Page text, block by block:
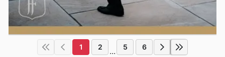
1 2 ... 5 6